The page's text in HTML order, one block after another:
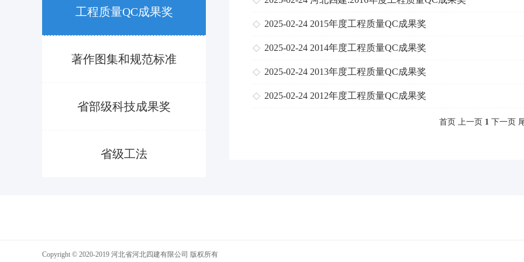
工程质量QC成果奖
著作图集和规范标准
省部级科技成果奖
省级工法
2025-02-24 2015年度工程质量QC成果奖
2025-02-24 2014年度工程质量QC成果奖
2025-02-24 2013年度工程质量QC成果奖
2025-02-24 2012年度工程质量QC成果奖
首页 上一页 1 下一页
Copyright © 2020-2019 河北省河北四建有限公司 版权所有